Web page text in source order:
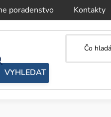
poradenstvo Kontakty